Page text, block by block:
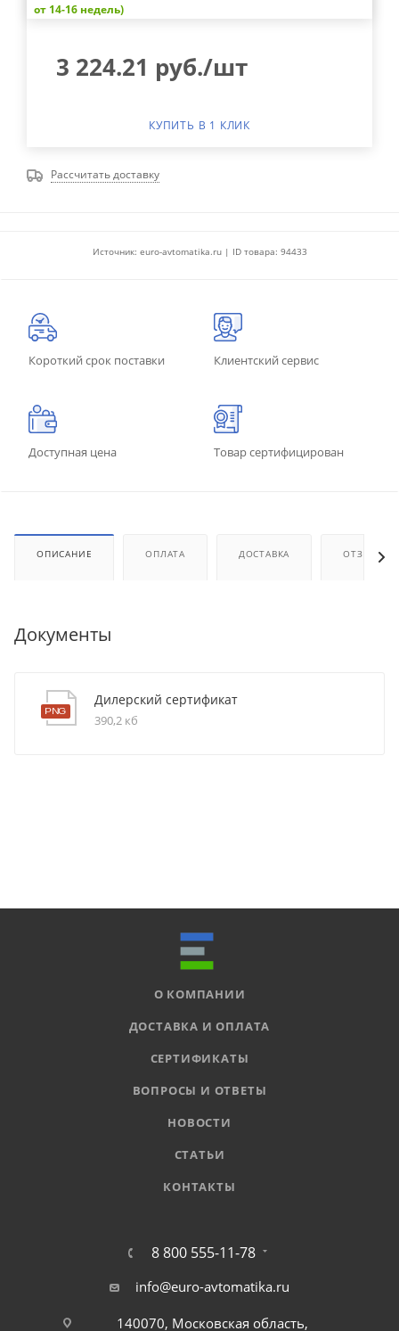
от 14-16 недель)
3 224.21 руб./шт
КУПИТЬ В 1 КЛИК
Рассчитать доставку
Источник: euro-avtomatika.ru | ID товара: 94433
Короткий срок поставки Клиентский сервис
Доступная цена Товар сертифицирован
ОПИСАНИЕ ОПЛАТА ДОСТАВКА ОТЗЫВЫ
Документы
Дилерский сертификат
390,2 кб
О КОМПАНИИ
ДОСТАВКА И ОПЛАТА
СЕРТИФИКАТЫ
ВОПРОСЫ И ОТВЕТЫ
НОВОСТИ
СТАТЬИ
КОНТАКТЫ
8 800 555-11-78
info@euro-avtomatika.ru
140070, Московская область,